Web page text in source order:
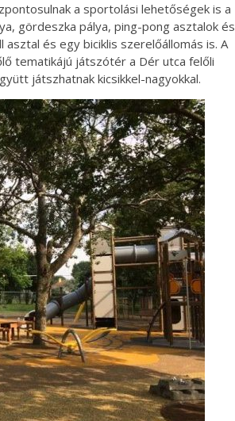
a sportolási lehetőségek is a
gördeszka pálya, ping-pong asztalok és
és egy biciklis szerelőállomás is. A
tematikájú játszótér a Dér utca felőli
játszhatnak kicsikkel-nagyokkal.